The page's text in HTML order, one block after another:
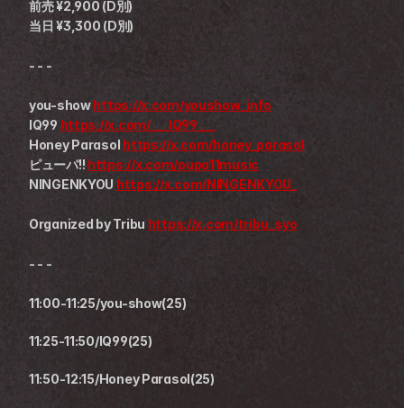
前売 ¥2,900 (D別)
当日 ¥3,300 (D別)
- - -
you-show https://x.com/youshow_info
IQ99 https://x.com/___IQ99___
Honey Parasol https://x.com/honey_parasol
ピューパ!! https://x.com/pupa11music
NINGENKYOU https://x.com/NINGENKYOU_
Organized by Tribu https://x.com/tribu_syo
- - -
11:00-11:25/you-show(25)
11:25-11:50/IQ99(25)
11:50-12:15/Honey Parasol(25)